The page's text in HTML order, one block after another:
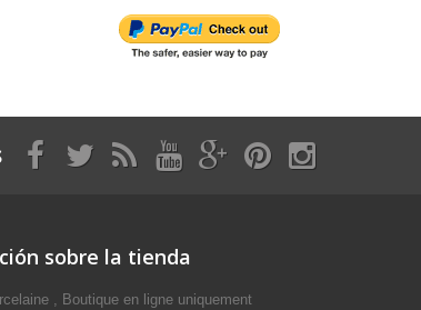
sobre la tienda
, Boutique en ligne uniquement